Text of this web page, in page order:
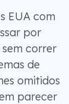
EUA com
por
correr
de
omitidos
parecer